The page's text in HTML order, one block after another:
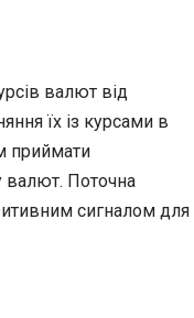
валют від
їх із курсами в
приймати
валют. Поточна
сигналом для